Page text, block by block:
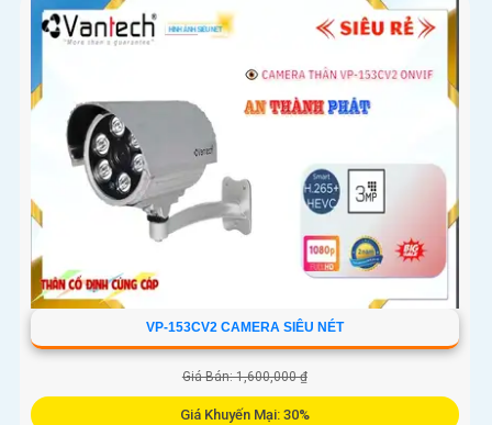
VP-153CV2 CAMERA SIÊU NÉT
Giá Bán: 1,600,000 ₫
Giá Khuyến Mại: 30%